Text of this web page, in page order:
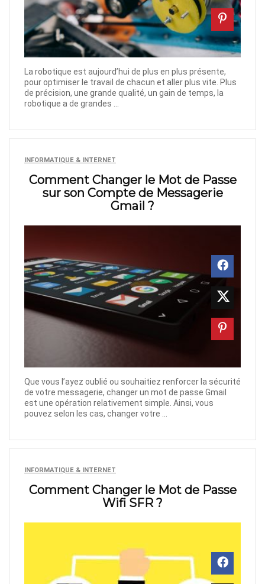
La robotique est aujourd’hui de plus en plus présente,
pour optimiser le travail de chacun et aller plus vite. Plus
de précision, une grande qualité, un gain de temps, la
robotique a de grandes ...
INFORMATIQUE & INTERNET
Comment Changer le Mot de Passe
sur son Compte de Messagerie
Gmail ?
Que vous l’ayez oublié ou souhaitiez renforcer la sécurité
de votre messagerie, changer un mot de passe Gmail
est une opération relativement simple. Ainsi, vous
pouvez selon les cas, changer votre ...
INFORMATIQUE & INTERNET
Comment Changer le Mot de Passe
Wifi SFR ?